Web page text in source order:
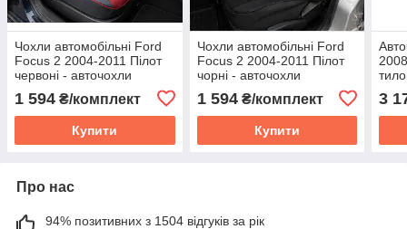
Чохли автомобільні Ford
Focus 2 2004-2011 Пілот
червоні - авточохли
1 594 ₴/комплект
Купити
Чохли автомобільні Ford
Focus 2 2004-2011 Пілот
чорні - авточохли
1 594₴/комплект
Купити
3
Про нас
94% позитивних з 1504 відгуків за рік